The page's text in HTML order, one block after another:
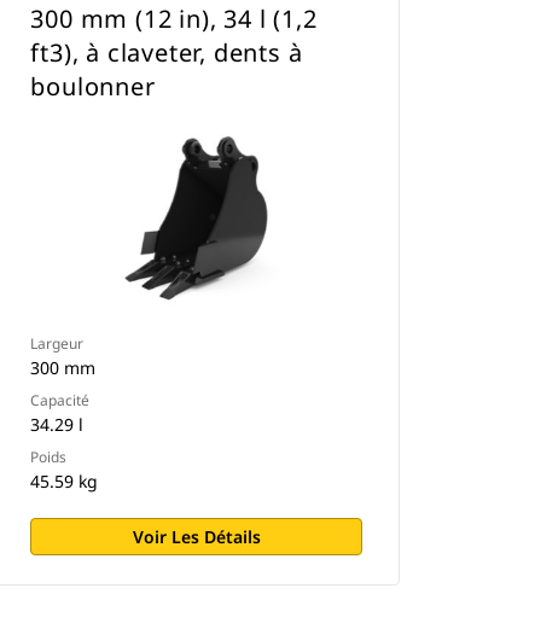
300 mm (12 in), 34 l (1,2
ft3), à claveter, dents à
boulonner
Largeur
300 mm
Capacité
34.29 l
Poids
45.59 kg
Voir Les Détails